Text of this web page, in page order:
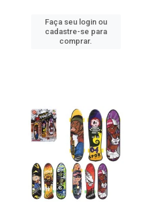
Faça seu login ou
cadastre-se para
comprar.